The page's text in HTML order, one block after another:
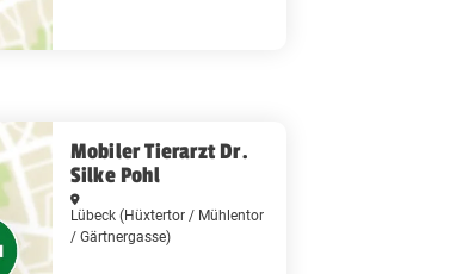
Mobiler Tierarzt Dr.
Silke Pohl
Lübeck (Hüxtertor / Mühlentor
/ Gärtnergasse)